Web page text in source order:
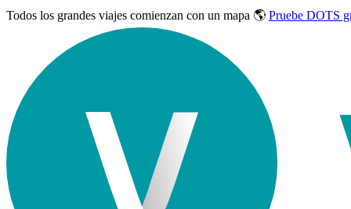
Todos los grandes viajes comienzan con un mapa 🌎 Pruebe DOTS